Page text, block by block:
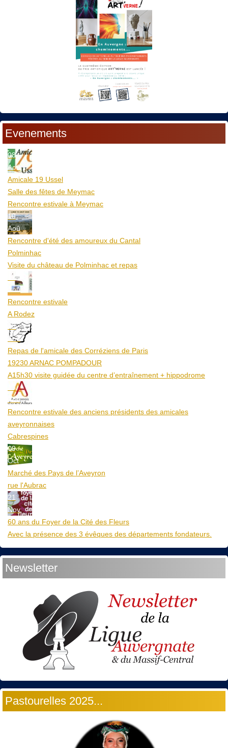
Evenements
08
Aoû
Amicale 19 Ussel
Salle des fêtes de Meymac
Rencontre estivale à Meymac
10
Aoû
Rencontre d'été des amoureux du Cantal
Polminhac
Visite du château de Polminhac et repas
12
Aoû
Rencontre estivale
A Rodez
23
Aoû
Repas de l'amicale des Corréziens de Paris
19230 ARNAC POMPADOUR
A15h30 visite guidée du centre d’entraînement + hippodrome
25
Aoû
Rencontre estivale des anciens présidents des amicales
aveyronnaises
Cabrespines
09
Oct
Marché des Pays de l’Aveyron
rue l'Aubrac
21
Nov
60 ans du Foyer de la Cité des Fleurs
Avec la présence des 3 évêques des départements fondateurs.
Newsletter
Pastourelles 2025...